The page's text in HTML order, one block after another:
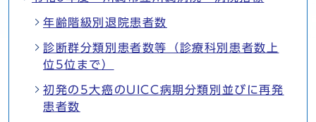
年齢階級別退院患者数
診断群分類別患者数等（診療科別患者数上
位5位まで）
初発の5大癌のUICC病期分類別並びに再発
患者数